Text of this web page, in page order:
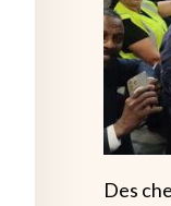
Des